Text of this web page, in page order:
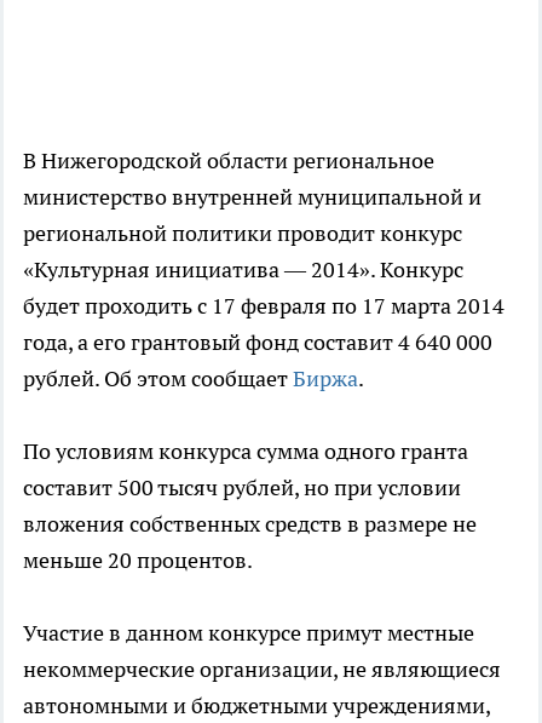
В Нижегородской области региональное
министерство внутренней муниципальной и
региональной политики проводит конкурс
«Культурная инициатива — 2014». Конкурс
будет проходить с 17 февраля по 17 марта 2014
года, а его грантовый фонд составит 4 640 000
рублей. Об этом сообщаетБиржа.
По условиям конкурса сумма одного гранта
составит 500 тысяч рублей, но при условии
вложения собственных средств в размере не
меньше 20 процентов.
Участие в данном конкурсе примут местные
некоммерческие организации, не являющиеся
автономными и бюджетными учреждениями,